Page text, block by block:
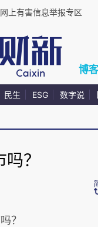
网上有害信息举报专区
博客
民生 ESG 数字说
？
？